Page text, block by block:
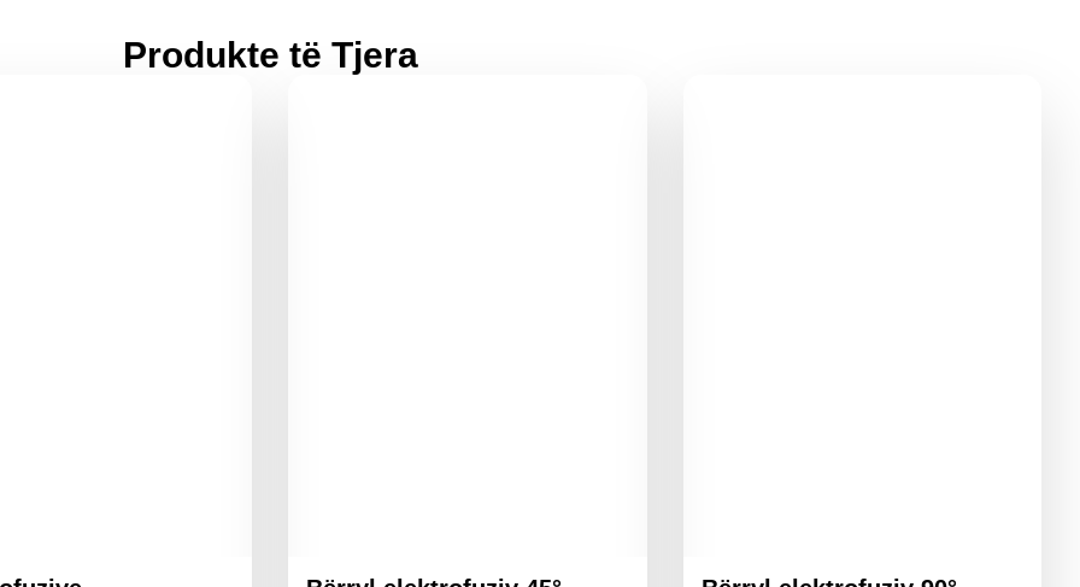
Produkte të Tjera